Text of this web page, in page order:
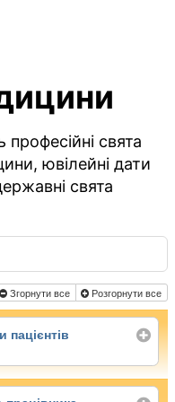
свята
ювілейні дати
свята
Згорнути все Розгорнути все
пацієнтів